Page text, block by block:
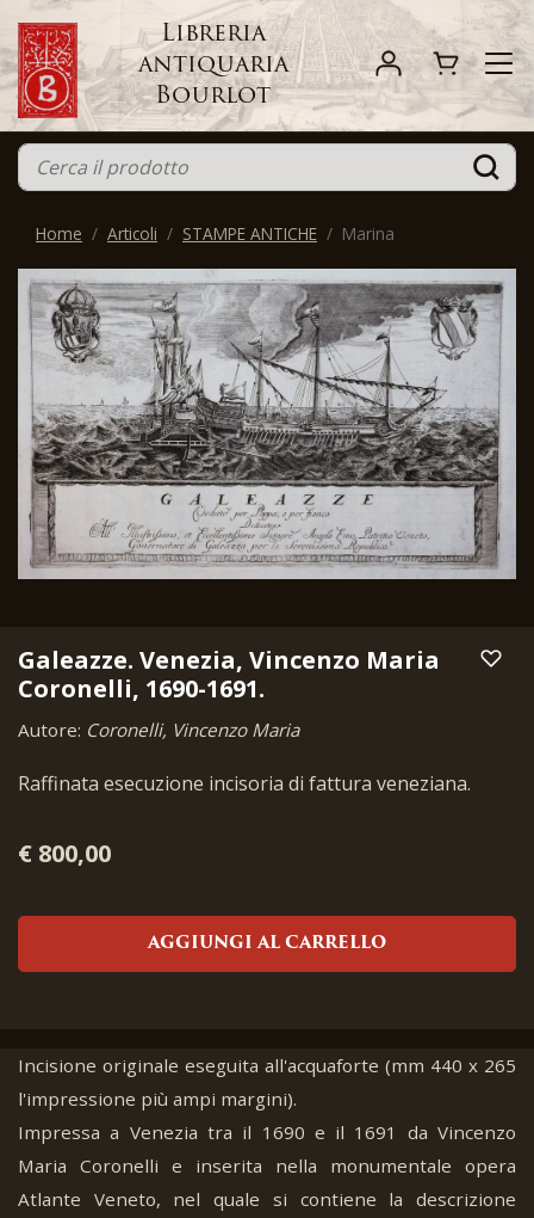
Libreria
antiquaria
Bourlot
Home Articoli STAMPE ANTICHE Marina
Galeazze. Venezia, Vincenzo Maria
Coronelli, 1690-1691.
Autore: Coronelli, Vincenzo Maria
Raffinata esecuzione incisoria di fattura veneziana.
€ 800,00
AGGIUNGI AL CARRELLO
Incisione originale eseguita all'acquaforte (mm 440 x 265
l'impressione più ampi margini).
Impressa a Venezia tra il 1690 e il 1691 da Vincenzo
Maria Coronelli e inserita nella monumentale opera
Atlante Veneto, nel quale si contiene la descrizione